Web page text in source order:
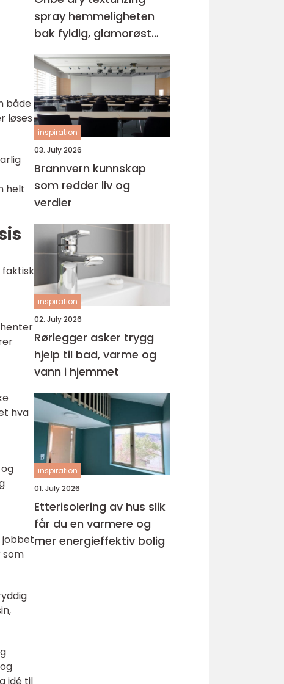
både
løses
helt
faktisk
hva
jobbet
som
idé til
spray hemmeligheten
bak fyldig, glamorøst
hår
inspiration
03. July 2026
Brannvern kunnskap
som redder liv og
verdier
inspiration
02. July 2026
Rørlegger asker trygg
hjelp til bad, varme og
vann i hjemmet
inspiration
01. July 2026
Etterisolering av hus slik
får du en varmere og
mer energieffektiv bolig